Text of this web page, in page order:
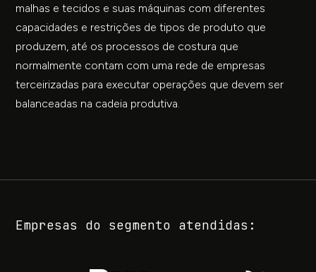
malhas e tecidos e suas máquinas com diferentes
capacidades e restrições de tipos de produto que
produzem, até os processos de costura que
normalmente contam com uma rede de empresas
terceirizadas para executar operações que devem ser
balanceadas na cadeia produtiva.
Empresas do segmento atendidas: